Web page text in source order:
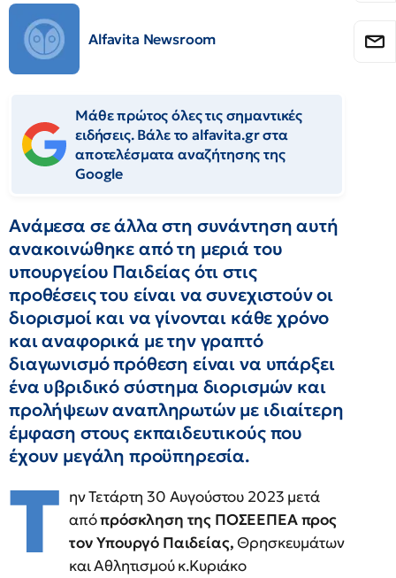
Alfavita Newsroom
Μάθε πρώτος όλες τις σημαντικές
ειδήσεις. Βάλε το alfavita.gr στα
αποτελέσματα αναζήτησης της
Google
Ανάμεσα σε άλλα στη συνάντηση αυτή
ανακοινώθηκε από τη μεριά του
υπουργείου Παιδείας ότι στις
προθέσεις του είναι να συνεχιστούν οι
διορισμοί και να γίνονται κάθε χρόνο
και αναφορικά με την γραπτό
διαγωνισμό πρόθεση είναι να υπάρξει
ένα υβριδικό σύστημα διορισμών και
προλήψεων αναπληρωτών με ιδιαίτερη
έμφαση στους εκπαιδευτικούς που
έχουν μεγάλη προϋπηρεσία.
Τ ην Τετάρτη 30 Αυγούστου 2023 μετά
απόπρόσκληση της ΠΟΣΕΕΠΕΑ προς
τον Υπουργό Παιδείας, Θρησκευμάτων
και Αθλητισμού κ.Κυριάκο